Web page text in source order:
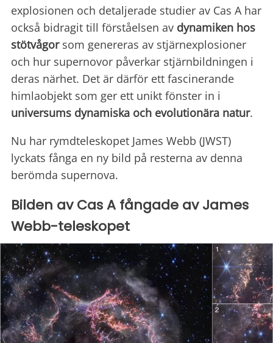
explosionen och detaljerade studier av Cas A har
också bidragit till förståelsen av dynamiken hos
stötvågorsom genereras av stjärnexplosioner
och hur supernovor påverkar stjärnbildningen i
deras närhet. Det är därför ett fascinerande
himlaobjekt som ger ett unikt fönster in i
universums dynamiska och evolutionära natur.
Nu har rymdteleskopet James Webb (JWST)
lyckats fånga en ny bild på resterna av denna
berömda supernova.
Bilden av Cas A fångade av James
Webb-teleskopet